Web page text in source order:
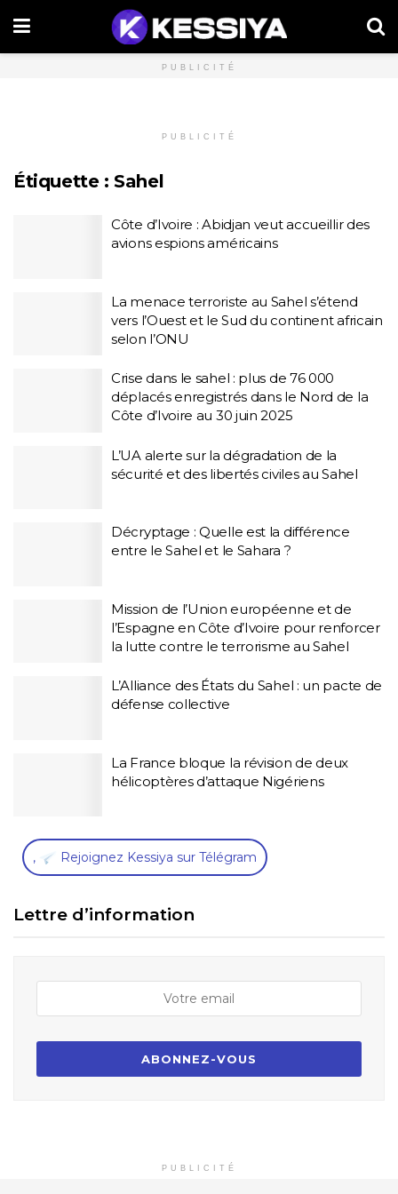
PUBLICITÉ
PUBLICITÉ
Étiquette :Sahel
Côte d’Ivoire : Abidjan veut accueillir des
avions espions américains
La menace terroriste au Sahel s’étend
vers l’Ouest et le Sud du continent africain
selon l’ONU
Crise dans le sahel : plus de 76 000
déplacés enregistrés dans le Nord de la
Côte d’Ivoire au 30 juin 2025
L’UA alerte sur la dégradation de la
sécurité et des libertés civiles au Sahel
Décryptage : Quelle est la différence
entre le Sahel et le Sahara ?
Mission de l’Union européenne et de
l’Espagne en Côte d’Ivoire pour renforcer
la lutte contre le terrorisme au Sahel
L’Alliance des États du Sahel : un pacte de
défense collective
La France bloque la révision de deux
hélicoptères d’attaque Nigériens
, Rejoignez Kessiya sur Télégram
Lettre d’information
PUBLICITÉ